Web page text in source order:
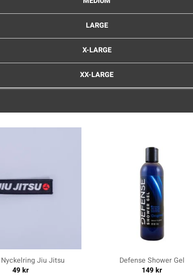
LARGE
X-LARGE
XX-LARGE
Jiu Jitsu
49kr
Defense Shower Gel
149kr